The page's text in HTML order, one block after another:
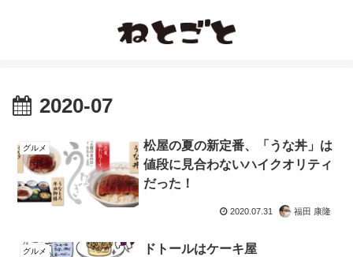
2020-07
グルメ
松屋の夏の新定番、「うな丼」は
値段に見合わないハイクオリティ
だった！
2020.07.31 福田 康隆
グルメ ドトールはケーキ屋